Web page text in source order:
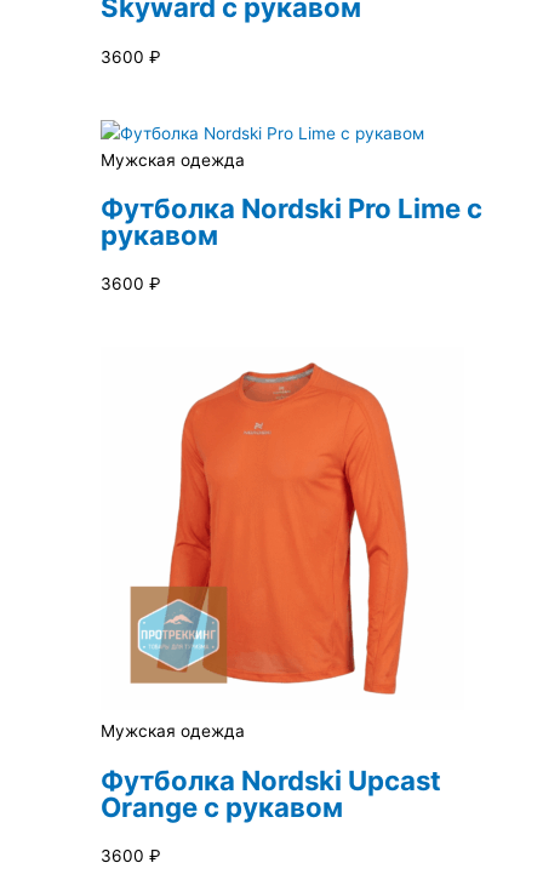
Skyward с рукавом
3600 ₽
Мужская одежда
Футболка Nordski Pro Lime с
рукавом
3600 ₽
Мужская одежда
Футболка Nordski Upcast
Orange с рукавом
3600 ₽